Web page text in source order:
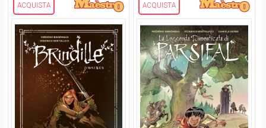
ACQUISTA ACQUISTA